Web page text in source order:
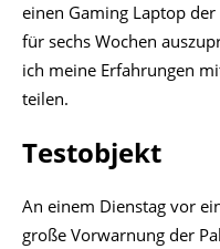
einen Gaming Laptop
für sechs Wochen
ich meine Erfahrungen
teilen.
Testobjekt
An einem Dienstag vor
große Vorwarnung der